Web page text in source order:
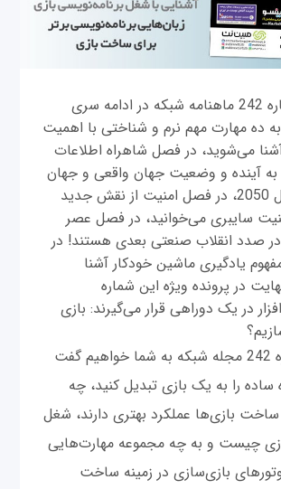
در سرمقاله شماره 242 ماهنامه شبکه در ادامه سری
ده مهارت مهم نرم و شناختى با اهمیت
می‌شوید، در فصل شاهراه اطلاعات
آینده و وضعیت جهان واقعی و جهان
دیجیتال در سال 2050، در فصل امنیت از نقش جدید
سایبری می‌خوانید، در فصل عصر
صدد انقلاب صنعتی بعدی هستند! در
یادگیری ماشین خودکار آشنا
در پرونده ویژه این شماره
در یک دوراهی قرار می‌گیرند: بازی
در پرونده شماره 242 مجله شبکه به شما خواهیم گفت
را به یک بازی تبدیل کنید، چه
ساخت بازی‌ها عملکرد بهتری دارند، شغل
چیست و به چه مجموعه مهارت‌هایی
بازی‌سازی در زمینه ساخت